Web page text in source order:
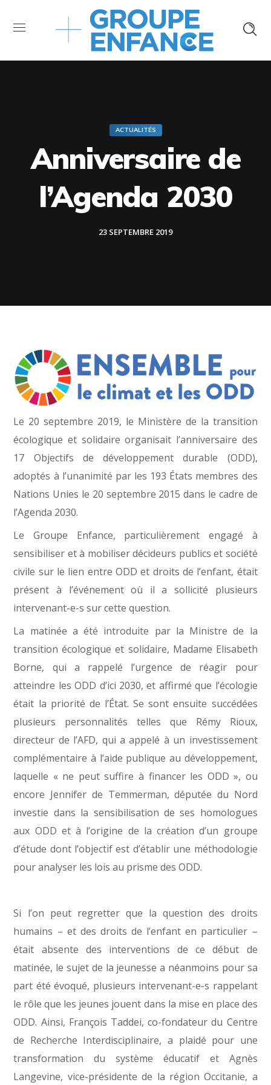
ACTUALITÉS
Anniversaire de
l’Agenda 2030
23 SEPTEMBRE 2019
Le 20 septembre 2019, le Ministère de la transition
écologique et solidaire organisait l’anniversaire des
17 Objectifs de développement durable (ODD),
adoptés à l’unanimité par les 193 États membres des
Nations Unies le 20 septembre 2015 dans le cadre de
l’Agenda 2030.
Le Groupe Enfance, particulièrement engagé à
sensibiliser et à mobiliser décideurs publics et société
civile sur le lien entre ODD et droits de l’enfant, était
présent à l’événement où il a sollicité plusieurs
intervenant-e-s sur cette question.
La matinée a été introduite par la Ministre de la
transition écologique et solidaire, Madame Elisabeth
Borne, qui a rappelé l’urgence de réagir pour
atteindre les ODD d’ici 2030, et affirmé que l’écologie
était la priorité de l’État. Se sont ensuite succédées
plusieurs personnalités telles que Rémy Rioux,
directeur de l’AFD, qui a appelé à un investissement
complémentaire à l’aide publique au développement,
laquelle « ne peut suffire à financer les ODD », ou
encore Jennifer de Temmerman, députée du Nord
investie dans la sensibilisation de ses homologues
aux ODD et à l’origine de la création d’un groupe
d’étude dont l’objectif est d’établir une méthodologie
pour analyser les lois au prisme des ODD.
Si l’on peut regretter que la question des droits
humains – et des droits de l’enfant en particulier –
était absente des interventions de ce début de
matinée, le sujet de la jeunesse a néanmoins pour sa
part été évoqué, plusieurs intervenant-e-s rappelant
le rôle que les jeunes jouent dans la mise en place des
ODD. Ainsi, François Taddei, co-fondateur du Centre
de Recherche Interdisciplinaire, a plaidé pour une
transformation du système éducatif et Agnès
Langevine, vice-présidente de la région Occitanie, a